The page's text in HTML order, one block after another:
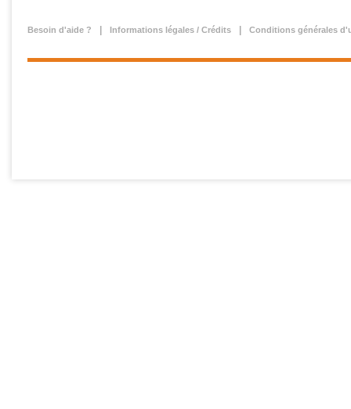
Besoin d'aide ? Informations légales / Crédits Conditions générales